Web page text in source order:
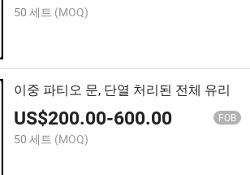
50 세트 (MOQ)
이중 파티오 문, 단열 처리된 전체 유리
US$200.00-600.00 FOB
50 세트 (MOQ)